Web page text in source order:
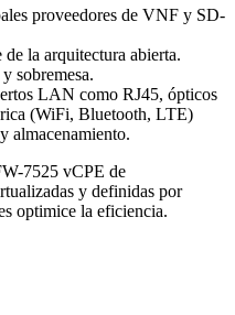
proveedores de VNF y SD-
la arquitectura abierta.
sobremesa.
LAN como RJ45, ópticos
(WiFi, Bluetooth, LTE)
almacenamiento.
7525 vCPE de
y definidas por
optimice la eficiencia.